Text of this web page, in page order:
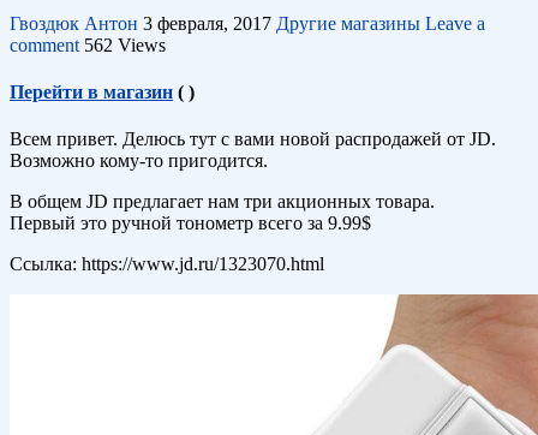
Гвоздюк Антон 3 февраля, 2017 Другие магазины Leave a
comment 562 Views
Перейти в магазин ( )
Всем привет. Делюсь тут с вами новой распродажей от JD.
Возможно кому-то пригодится.
В общем JD предлагает нам три акционных товара.
Первый это ручной тонометр всего за 9.99$
Ссылка: https://www.jd.ru/1323070.html